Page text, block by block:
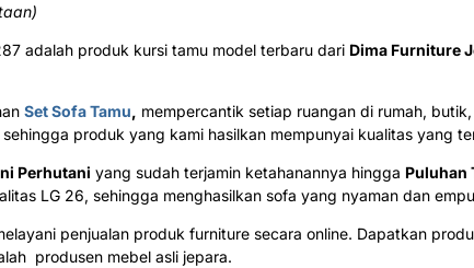
adalah produk kursi tamu model terbaru dari Dima Furniture
Set Sofa Tamu, mempercantik setiap ruangan di rumah,
produk yang kami hasilkan mempunyai kualitas yang
Perhutani yang sudah terjamin ketahanannya hingga Puluhan
LG 26, sehingga menghasilkan sofa yang nyaman dan
penjualan produk furniture secara online. Dapatkan
produsen mebel asli jepara.